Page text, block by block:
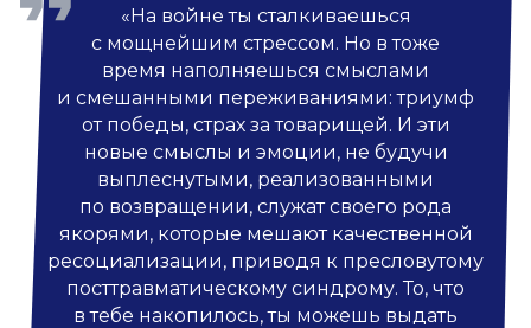
«На войне ты сталкиваешься
с мощнейшим стрессом. Но в тоже
время наполняешься смыслами
и смешанными переживаниями: триумф
от победы, страх за товарищей. И эти
новые смыслы и эмоции, не будучи
выплеснутыми, реализованными
по возвращении, служат своего рода
якорями, которые мешают качественной
ресоциализации, приводя к пресловутому
посттравматическому синдрому. То, что
в тебе накопилось, ты можешь выдать